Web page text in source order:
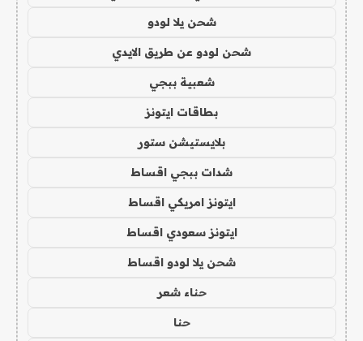
شحن يلا لودو
شحن لودو عن طريق الايدي
شعبية ببجي
بطاقات ايتونز
بلايستيشن ستور
شدات ببجي اقساط
ايتونز امريكي اقساط
ايتونز سعودي اقساط
شحن يلا لودو اقساط
حناء شعر
حنا